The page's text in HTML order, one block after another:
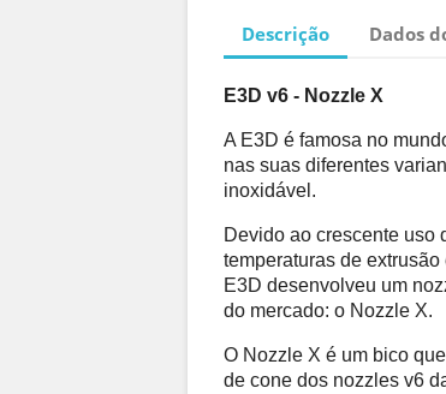
Descrição Dados
E3D v6 - Nozzle X
A E3D é famosa no
nas suas diferentes
inoxidável.
Devido ao crescente uso
temperaturas de
E3D desenvolveu um
do mercado: o Nozzle X.
O Nozzle X é um bico
de cone dos nozzles v6